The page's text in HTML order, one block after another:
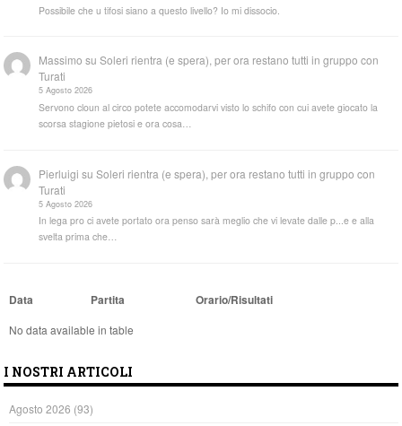
Possibile che u tifosi siano a questo livello? Io mi dissocio.
Massimo suSoleri rientra (e spera), per ora restano tutti in gruppo con
Turati
5 Agosto 2026
Servono cloun al circo potete accomodarvi visto lo schifo con cui avete giocato la
scorsa stagione pietosi e ora cosa…
Pierluigi suSoleri rientra (e spera), per ora restano tutti in gruppo con
Turati
5 Agosto 2026
In lega pro ci avete portato ora penso sarà meglio che vi levate dalle p...e e alla
svelta prima che…
Data Partita Orario/Risultati
No data available in table
I NOSTRI ARTICOLI
Agosto 2026 (93)